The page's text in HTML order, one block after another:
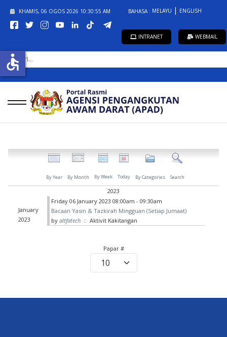
KHAMIS, 06 OGOS 2026 10:30:55 AM BAHASA : MELAYU ENGLISH
INTRANET WEBMAIL
CARI...
By Year By Month By Week Today By Categories Search
2023
January
2023
Friday 06 January 2023 08:00am - 09:30am
Bacaan Yasin & Tazkirah Mingguan (Setiap Jumaat)
by altfatech :: Aktivit Kakitangan
Pagination List Limit
Papar #
accessible